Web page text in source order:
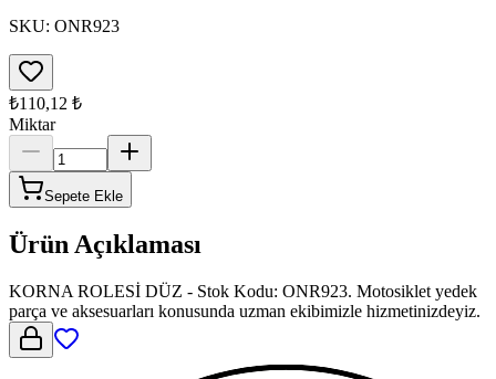
SKU: ONR923
₺110,12 ₺
Miktar
Sepete Ekle
Ürün Açıklaması
KORNA ROLESİ DÜZ - Stok Kodu: ONR923. Motosiklet yedek
parça ve aksesuarları konusunda uzman ekibimizle hizmetinizdeyiz.